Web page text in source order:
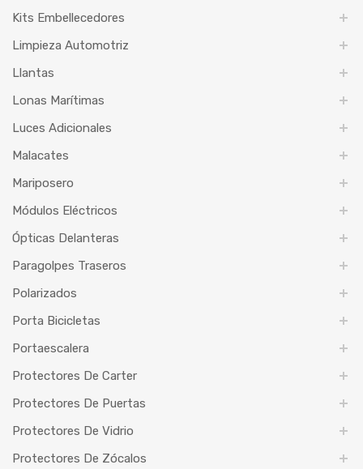
Kits Embellecedores
Limpieza Automotriz
Llantas
Lonas Marítimas
Luces Adicionales
Malacates
Mariposero
Módulos Eléctricos
Ópticas Delanteras
Paragolpes Traseros
Polarizados
Porta Bicicletas
Portaescalera
Protectores De Carter
Protectores De Puertas
Protectores De Vidrio
Protectores De Zócalos